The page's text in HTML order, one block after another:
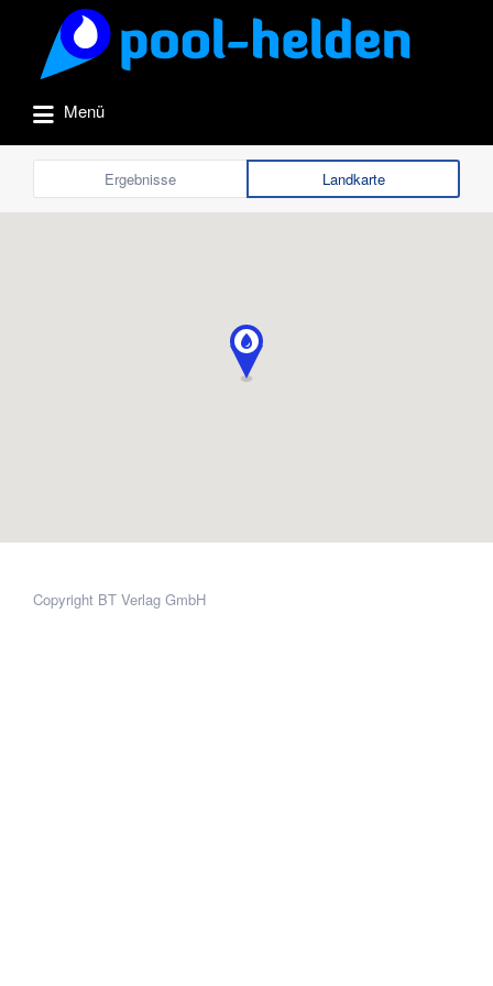
Suchen
nach:
Menü
Ergebnisse Landkarte
Copyright BT Verlag GmbH